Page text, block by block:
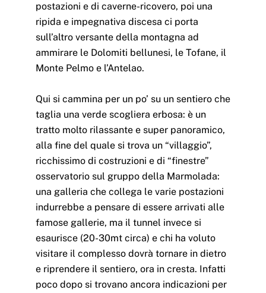
postazioni e di caverne-ricovero, poi una
ripida e impegnativa discesa ci porta
sull’altro versante della montagna ad
ammirare le Dolomiti bellunesi, le Tofane, il
Monte Pelmo e l’Antelao.
Qui si cammina per un po’ su un sentiero che
taglia una verde scogliera erbosa: è un
tratto molto rilassante e super panoramico,
alla fine del quale si trova un “villaggio”,
ricchissimo di costruzioni e di “finestre”
osservatorio sul gruppo della Marmolada:
una galleria che collega le varie postazioni
indurrebbe a pensare di essere arrivati alle
famose gallerie, ma il tunnel invece si
esaurisce (20-30mt circa) e chi ha voluto
visitare il complesso dovrà tornare in dietro
e riprendere il sentiero, ora in cresta. Infatti
poco dopo si trovano ancora indicazioni per